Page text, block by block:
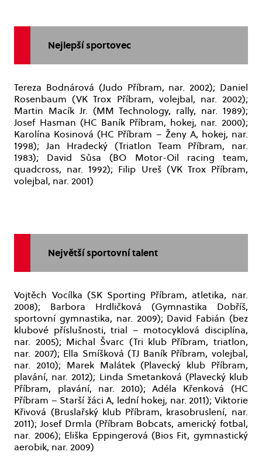
Nejlepší sportovec
Tereza Bodnárová (Judo Příbram, nar. 2002); Daniel
Rosenbaum (VK Trox Příbram, volejbal, nar. 2002);
Martin Macík Jr. (MM Technology, rally, nar. 1989);
Josef Hasman (HC Baník Příbram, hokej, nar. 2000);
Karolína Kosinová (HC Příbram – Ženy A, hokej, nar.
1998); Jan Hradecký (Triatlon Team Příbram, nar.
1983); David Sůsa (BO Motor-Oil racing team,
quadcross, nar. 1992); Filip Ureš (VK Trox Příbram,
volejbal, nar. 2001)
Největší sportovní talent
Vojtěch Vocílka (SK Sporting Příbram, atletika, nar.
2008); Barbora Hrdličková (Gymnastika Dobříš,
sportovní gymnastika, nar. 2009); David Fabián (bez
klubové příslušnosti, trial – motocyklová disciplína,
nar. 2005); Michal Švarc (Tri klub Příbram, triatlon,
nar. 2007); Ella Smíšková (TJ Baník Příbram, volejbal,
nar. 2010); Marek Malátek (Plavecký klub Příbram,
plavání, nar. 2012); Linda Smetanková (Plavecký klub
Příbram, plavání, nar. 2010); Adéla Křenková (HC
Příbram – Starší žáci A, lední hokej, nar. 2011); Viktorie
Křivová (Bruslařský klub Příbram, krasobruslení, nar.
2011); Josef Drmla (Příbram Bobcats, americký fotbal,
nar. 2006); Eliška Eppingerová (Bios Fit, gymnastický
aerobik, nar. 2009)